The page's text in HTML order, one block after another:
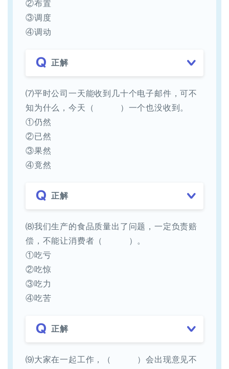
②布置
③调度
④调动
正解
⑺平时公司一天能收到几十个电子邮件，可不
知为什么，今天（ ）一个也没收到。
①仍然
②已然
③果然
④竟然
正解
⑻我们生产的食品质量出了问题，一定负责赔
偿，不能让消费者（ ）。
①吃亏
②吃惊
③吃力
④吃苦
正解
⑼大家在一起工作，（ ）会出现意见不